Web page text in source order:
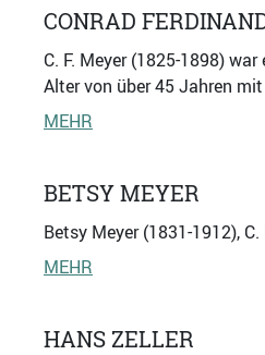
CONRAD
C. F. Meyer (1825-1898)
Alter von über 45 Jahren
MEHR
BETSY MEYER
Betsy Meyer (1831-1912),
MEHR
HANS ZELLER